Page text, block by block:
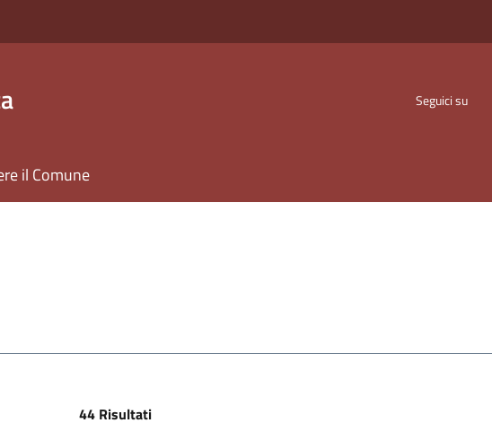
Seguici su
il Comune
44 Risultati